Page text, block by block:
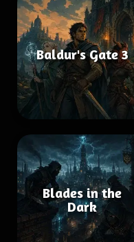
Baldur's Gate 3
Blades in the
Dark